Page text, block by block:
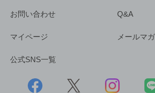
お問い合わせ Q&A
マイページ メールマ
公式SNS一覧